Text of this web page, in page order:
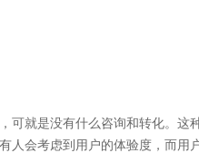
可就是没有什么咨询和转化。这
人会考虑到用户的体验度，而用